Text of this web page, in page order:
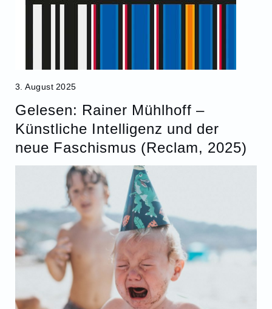
3. August 2025
Gelesen: Rainer Mühlhoff –
Künstliche Intelligenz und der
neue Faschismus (Reclam, 2025)